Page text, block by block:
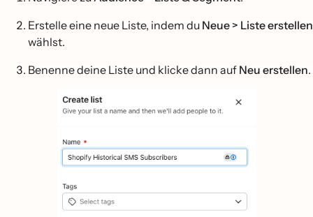
Erstelle eine neue Liste, indem du Neue > Liste erstellen
wählst.
Benenne deine Liste und klicke dann auf Neu erstellen.